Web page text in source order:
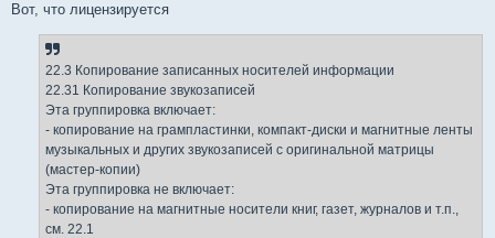
Вот, что лицензируется
22.3 Копирование записанных носителей информации
22.31 Копирование звукозаписей
Эта группировка включает:
- копирование на грампластинки, компакт-диски и магнитные ленты
музыкальных и других звукозаписей с оригинальной матрицы
(мастер-копии)
Эта группировка не включает:
- копирование на магнитные носители книг, газет, журналов и т.п.,
см. 22.1